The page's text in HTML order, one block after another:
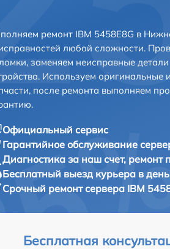
ремонт IBM 5458E8G в
любой сложности.
заменяем неисправные
Используем
после ремонта выполняем
Официальный сервис
Гарантийное обслуживание
Диагностика за наш счет, ремонт
Бесплатный выезд курьера в
Срочный ремонтсервера IBM
Бесплатная